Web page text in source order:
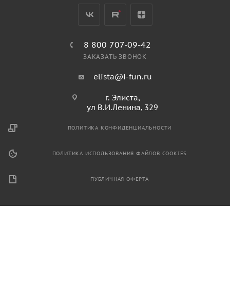
8 800 707-09-42
ЗАКАЗАТЬ ЗВОНОК
elista@i-fun.ru
г. Элиста,
ул В.И.Ленина, 329
ПОЛИТИКА КОНФИДЕНЦИАЛЬНОСТИ
ПОЛИТИКА ИСПОЛЬЗОВАНИЯ ФАЙЛОВ COOKIES
ПУБЛИЧНАЯ ОФЕРТА